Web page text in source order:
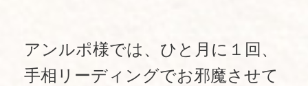
アンルポ様では、ひと月に１回、
手相リーディングでお邪魔させて